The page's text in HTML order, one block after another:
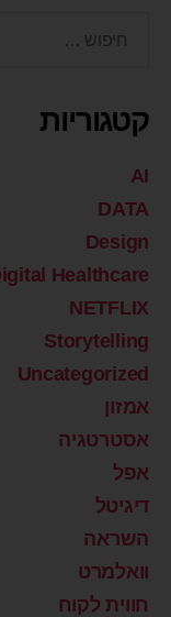
קטגוריות
AI
DATA
Design
Healthcare
NETFLIX
Storytelling
Uncategorized
אמזון
אסטרטגיה
אפל
דיגיטל
השראה
וואלמרט
חווית לקוח